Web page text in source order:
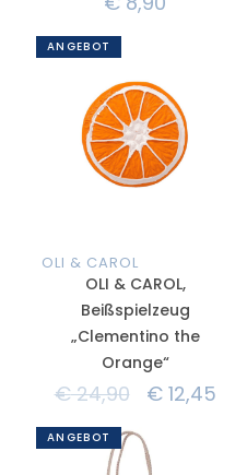
ANGEBOT
OLI & CAROL
OLI & CAROL,
Beißspielzeug
„Clementino the
Orange“
€24,90 €12,45
ANGEBOT